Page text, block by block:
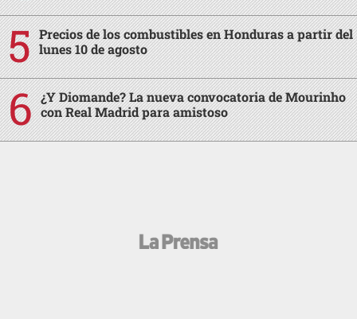
Precios de los combustibles en Honduras a partir del
lunes 10 de agosto
¿Y Diomande? La nueva convocatoria de Mourinho
con Real Madrid para amistoso